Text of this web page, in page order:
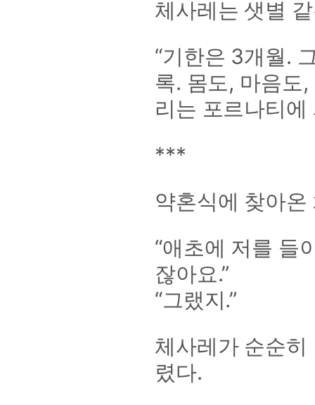
체사레는 샛별
“기한은 3개월.
록. 몸도, 마음도
리는 포르나티에
***
약혼식에 찾아
“애초에 저를 들
잖아요.”
“그랬지.”
체사레가 순순
렸다.